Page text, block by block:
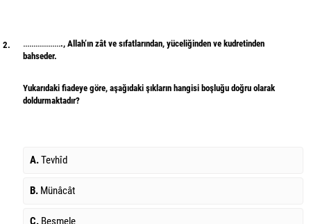
2.
………………., Allah’ın zât ve sıfatlarından, yüceliğinden ve kudretinden
bahseder.
Yukarıdaki fiadeye göre, aşağıdaki şıkların hangisi boşluğu doğru olarak
doldurmaktadır?
A.Tevhîd
B. Münâcât
C. Besmele